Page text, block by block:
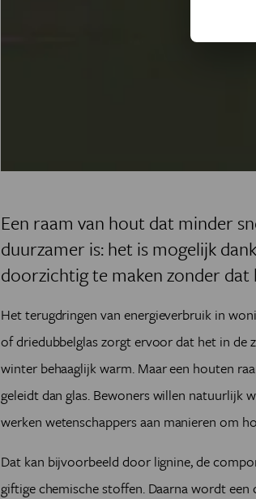
Een raam van hout dat minder
duurzamer is: het is mogelijk
doorzichtig te maken zonder
Het terugdringen van energieverbruik in
of driedubbelglas zorgt ervoor dat het in de
winter behaaglijk warm. Maar een houten
geleidt dan glas. Bewoners willen natuurlijk
werken wetenschappers aan manieren om
Dat kan bijvoorbeeld door lignine, de
giftige chemische stoffen. Daarna wordt